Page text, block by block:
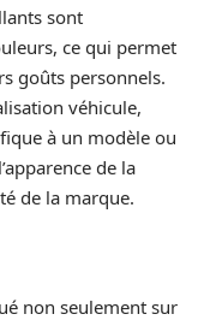
sont
ce qui permet
goûts personnels.
véhicule,
à un modèle ou
de la
de la marque.
non seulement sur